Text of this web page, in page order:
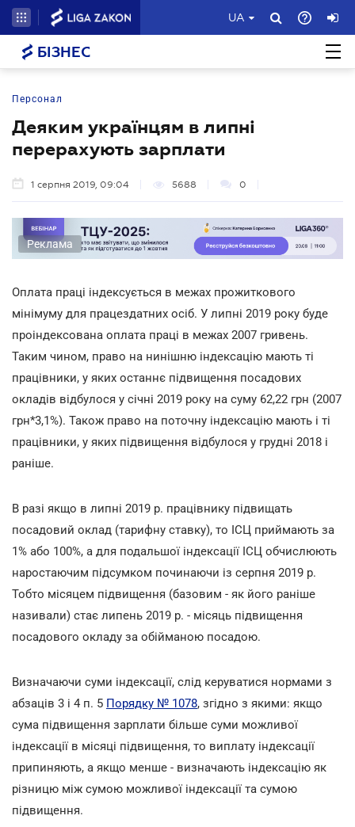
UA
БІЗНЕС
Персонал
Деяким українцям в липні
перерахують зарплати
1 серпня 2019, 09:04 5688 0
Реклама
Оплата праці індексується в межах прожиткового
мінімуму для працездатних осіб. У липні 2019 року буде
проіндексована оплата праці в межах 2007 гривень.
Таким чином, право на нинішню індексацію мають ті
працівники, у яких останнє підвищення посадових
окладів відбулося у січні 2019 року на суму 62,22 грн (2007
грн*3,1%). Також право на поточну індексацію мають і ті
працівники, у яких підвищення відбулося у грудні 2018 і
раніше.
В разі якщо в липні 2019 р. працівнику підвищать
посадовий оклад (тарифну ставку), то ІСЦ приймають за
1% або 100%, а для подальшої індексації ІСЦ обчислюють
наростаючим підсумком починаючи із серпня 2019 р.
Тобто місяцем підвищення (базовим - як його раніше
називали) стає липень 2019 р. - місяць підвищення
посадового окладу за обійманою посадою.
Визначаючи суми індексації, слід керуватися нормами з
абзаців 3 і 4 п. 5 Порядку № 1078, згідно з якими: якщо
сума підвищення зарплати більше суми можливої
індексації в місяці підвищення, то виплату індексації
припиняють, а якщо менше - визначають індексацію як
різницю між сумою можливої індексації та сумою
підвищення.